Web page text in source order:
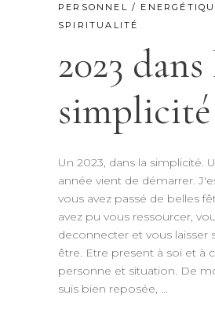
PERSONNEL /
SPIRITUALITÉ
2023
Un 2023, dans la simplicité.
année vient de démarrer.
vous avez passé de belles
avez pu vous ressourcer,
deconnecter et vous laisser
être. Etre present à soi et à
personne et situation. De
suis bien reposée,